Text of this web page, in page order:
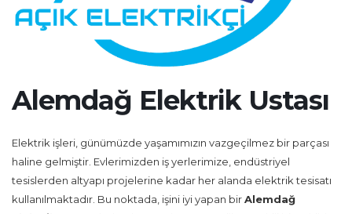
Alemdağ Elektrik Ustası
Elektrik işleri, günümüzde yaşamımızın vazgeçilmez bir parçası
haline gelmiştir. Evlerimizden iş yerlerimize, endüstriyel
tesislerden altyapı projelerine kadar her alanda elektrik tesisatı
kullanılmaktadır. Bu noktada, işini iyi yapan birAlemdağ